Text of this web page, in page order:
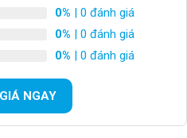
0% | 0 đánh giá
0% | 0 đánh giá
0% | 0 đánh giá
NGAY